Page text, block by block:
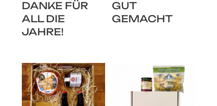
DANKE FÜR
ALL DIE
JAHRE!
GUT
GEMACHT